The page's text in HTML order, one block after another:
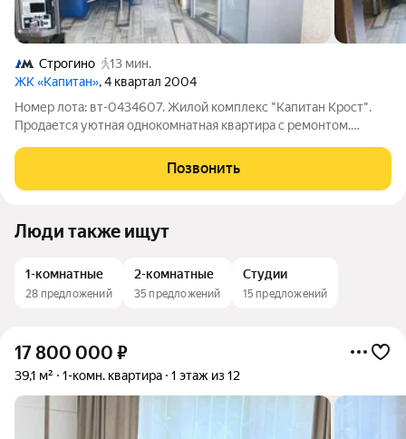
Строгино
13 мин.
ЖК «Капитан», 4 квартал 2004
Номер лота: вт-0434607. Жилой комплекс "Капитан Крост".
Продается уютная однокомнатная квартира с ремонтом.
есть наземная парковка. До станции метро "Строгино" можно
дойти пешком за 10 минут.
Позвонить
Люди также ищут
1-комнатные
28 предложений
2-комнатные
35 предложений
Студии
15 предложений
17 800 000 ₽
39,1 м² 1-комн. квартира 1 этаж из 12